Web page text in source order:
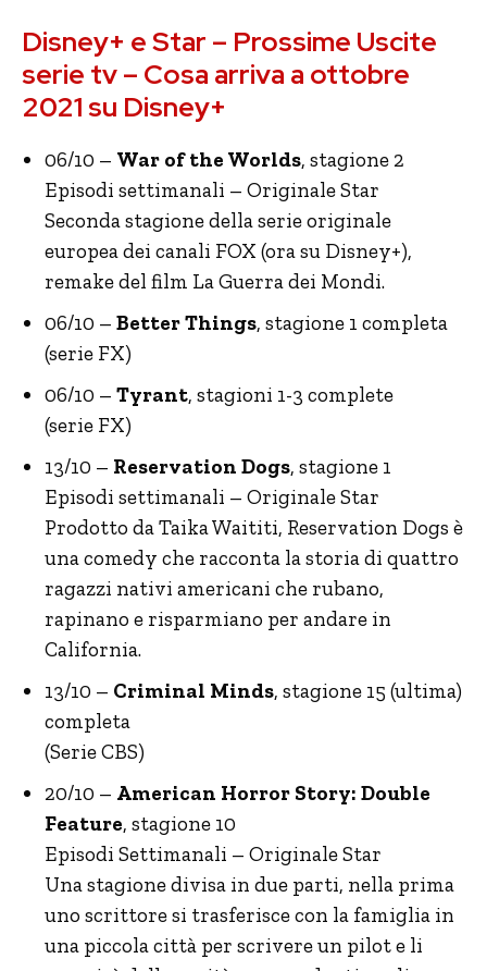
Disney+ e Star – Prossime Uscite
serie tv – Cosa arriva a ottobre
2021 su Disney+
06/10 – War of the Worlds, stagione 2
Episodi settimanali – Originale Star
Seconda stagione della serie originale
europea dei canali FOX (ora su Disney+),
remake del film La Guerra dei Mondi.
06/10 – Better Things, stagione 1 completa
(serie FX)
06/10 – Tyrant, stagioni 1-3 complete
(serie FX)
13/10 – Reservation Dogs, stagione 1
Episodi settimanali – Originale Star
Prodotto da Taika Waititi, Reservation Dogs è
una comedy che racconta la storia di quattro
ragazzi nativi americani che rubano,
rapinano e risparmiano per andare in
California.
13/10 – Criminal Minds, stagione 15 (ultima)
completa
(Serie CBS)
20/10 – American Horror Story: Double
Feature, stagione 10
Episodi Settimanali – Originale Star
Una stagione divisa in due parti, nella prima
uno scrittore si trasferisce con la famiglia in
una piccola città per scrivere un pilot e li